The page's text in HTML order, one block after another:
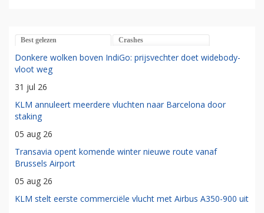
Best gelezen Crashes
Donkere wolken boven IndiGo: prijsvechter doet widebody-
vloot weg
31 jul 26
KLM annuleert meerdere vluchten naar Barcelona door
staking
05 aug 26
Transavia opent komende winter nieuwe route vanaf
Brussels Airport
05 aug 26
KLM stelt eerste commerciële vlucht met Airbus A350-900 uit